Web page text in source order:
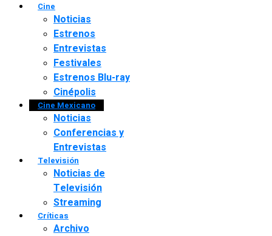
Cine
Noticias
Estrenos
Entrevistas
Festivales
Estrenos Blu-ray
Cinépolis
Cine Mexicano
Noticias
Conferencias y
Entrevistas
Televisión
Noticias de
Televisión
Streaming
Críticas
Archivo